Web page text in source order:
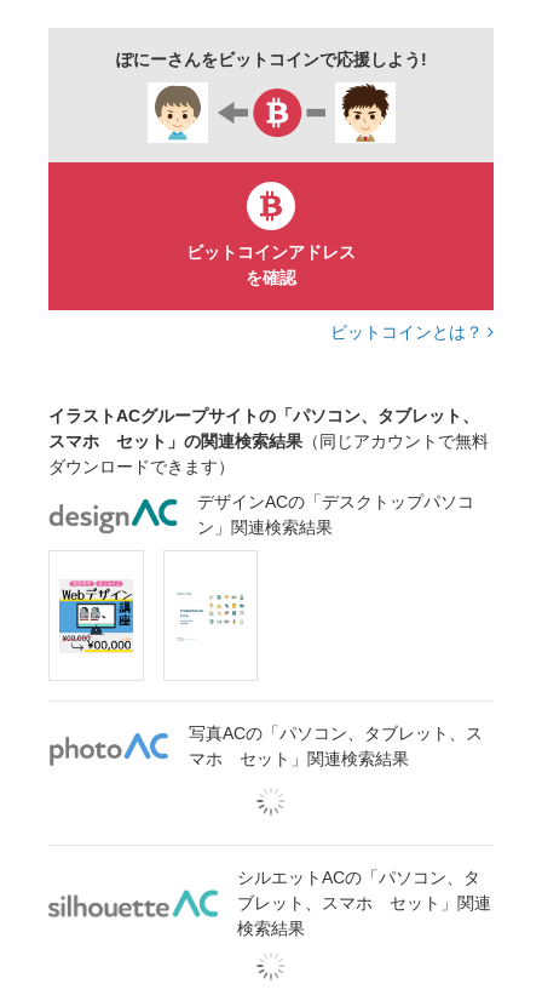
無料
ぽにーさんをビットコインで応援しよう!
ビットコインアドレス
を確認
ビットコインとは？
イラストACグループサイトの「パソコン、タブレット、
スマホ セット」の関連検索結果 （同じアカウントで無料
ダウンロードできます）
デザインACの「デスクトップパソコ
ン」関連検索結果
写真ACの「パソコン、タブレット、ス
マホ セット」関連検索結果
シルエットACの「パソコン、タ
ブレット、スマホ セット」関連
検索結果